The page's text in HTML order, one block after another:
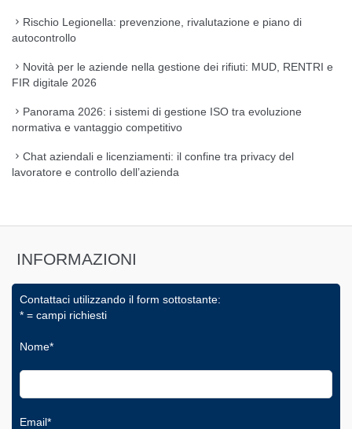
Rischio Legionella: prevenzione, rivalutazione e piano di
autocontrollo
Novità per le aziende nella gestione dei rifiuti: MUD, RENTRI e
FIR digitale 2026
Panorama 2026: i sistemi di gestione ISO tra evoluzione
normativa e vantaggio competitivo
Chat aziendali e licenziamenti: il confine tra privacy del
lavoratore e controllo dell’azienda
INFORMAZIONI
Contattaci utilizzando il form sottostante:
* = campi richiesti
Nome*
Email*